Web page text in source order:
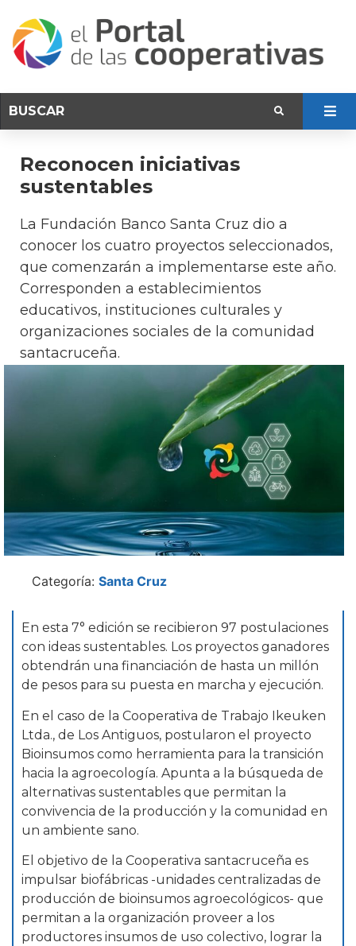
Reconocen iniciativas
sustentables
La Fundación Banco Santa Cruz dio a
conocer los cuatro proyectos seleccionados,
que comenzarán a implementarse este año.
Corresponden a establecimientos
educativos, instituciones culturales y
organizaciones sociales de la comunidad
santacruceña.
Categoría: Santa Cruz
En esta 7° edición se recibieron 97 postulaciones
con ideas sustentables. Los proyectos ganadores
obtendrán una financiación de hasta un millón
de pesos para su puesta en marcha y ejecución.
En el caso de la Cooperativa de Trabajo Ikeuken
Ltda., de Los Antiguos, postularon el proyecto
Bioinsumos como herramienta para la transición
hacia la agroecología. Apunta a la búsqueda de
alternativas sustentables que permitan la
convivencia de la producción y la comunidad en
un ambiente sano.
El objetivo de la Cooperativa santacruceña es
impulsar biofábricas -unidades centralizadas de
producción de bioinsumos agroecológicos- que
permitan a la organización proveer a los
productores insumos de uso colectivo, lograr la